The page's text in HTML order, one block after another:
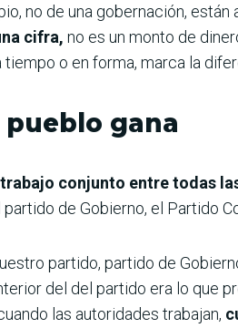
no de una gobernación,
cifra, no es un monto de
o en forma, marca la
gana
conjunto entre todas
de Gobierno, el Partido
partido, partido de
del del partido era lo que
las autoridades trabajan,